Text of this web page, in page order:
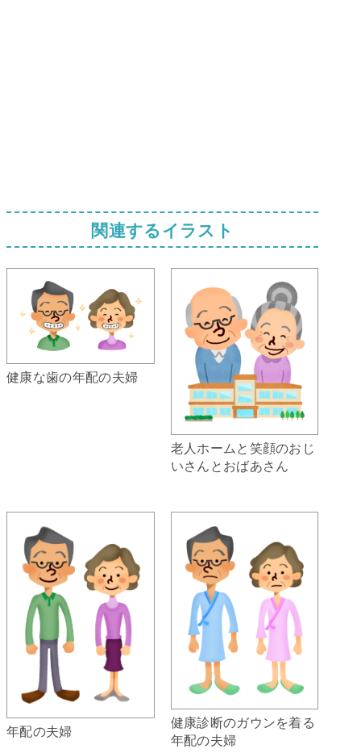
関連するイラスト
健康な歯の年配の夫婦
老人ホームと笑顔のおじ
いさんとおばあさん
年配の夫婦
健康診断のガウンを着る
年配の夫婦